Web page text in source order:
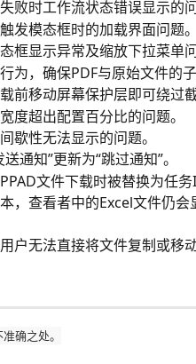
败时工作流状态错误显示的问
发模态框时的加载界面问题。
框显示异常及缩放下拉菜单问
为，确保PDF与原始文件的
前移动屏幕保护层即可绕过
度超出配置百分比的问题。
歇性无法显示的问题。
通知”更新为“跳过通知”。
文件下载时被替换为任务
，查看者中的Excel文件仍会
户无法直接将文件复制或移
确之处。